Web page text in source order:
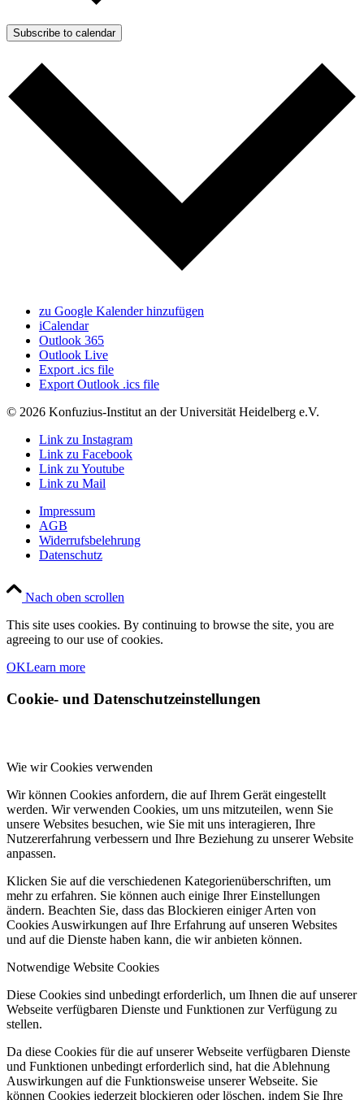
Subscribe to calendar
zu Google Kalender hinzufügen
iCalendar
Outlook 365
Outlook Live
Export .ics file
Export Outlook .ics file
© 2026 Konfuzius-Institut an der Universität Heidelberg e.V.
Link zu Instagram
Link zu Facebook
Link zu Youtube
Link zu Mail
Impressum
AGB
Widerrufsbelehrung
Datenschutz
Nach oben scrollen
This site uses cookies. By continuing to browse the site, you are
agreeing to our use of cookies.
OKLearn more
Cookie- und Datenschutzeinstellungen
Wie wir Cookies verwenden
Wir können Cookies anfordern, die auf Ihrem Gerät eingestellt
werden. Wir verwenden Cookies, um uns mitzuteilen, wenn Sie
unsere Websites besuchen, wie Sie mit uns interagieren, Ihre
Nutzererfahrung verbessern und Ihre Beziehung zu unserer Website
anpassen.
Klicken Sie auf die verschiedenen Kategorienüberschriften, um
mehr zu erfahren. Sie können auch einige Ihrer Einstellungen
ändern. Beachten Sie, dass das Blockieren einiger Arten von
Cookies Auswirkungen auf Ihre Erfahrung auf unseren Websites
und auf die Dienste haben kann, die wir anbieten können.
Notwendige Website Cookies
Diese Cookies sind unbedingt erforderlich, um Ihnen die auf unserer
Webseite verfügbaren Dienste und Funktionen zur Verfügung zu
stellen.
Da diese Cookies für die auf unserer Webseite verfügbaren Dienste
und Funktionen unbedingt erforderlich sind, hat die Ablehnung
Auswirkungen auf die Funktionsweise unserer Webseite. Sie
können Cookies jederzeit blockieren oder löschen, indem Sie Ihre